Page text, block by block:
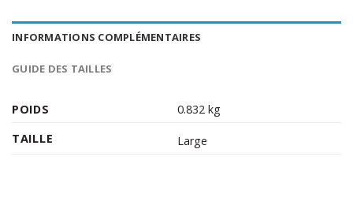
INFORMATIONS COMPLÉMENTAIRES
GUIDE DES TAILLES
POIDS
0.832 kg
TAILLE
Large